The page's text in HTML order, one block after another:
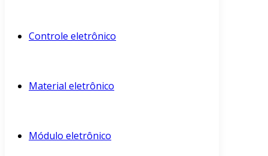
Controle eletrônico
Material eletrônico
Módulo eletrônico